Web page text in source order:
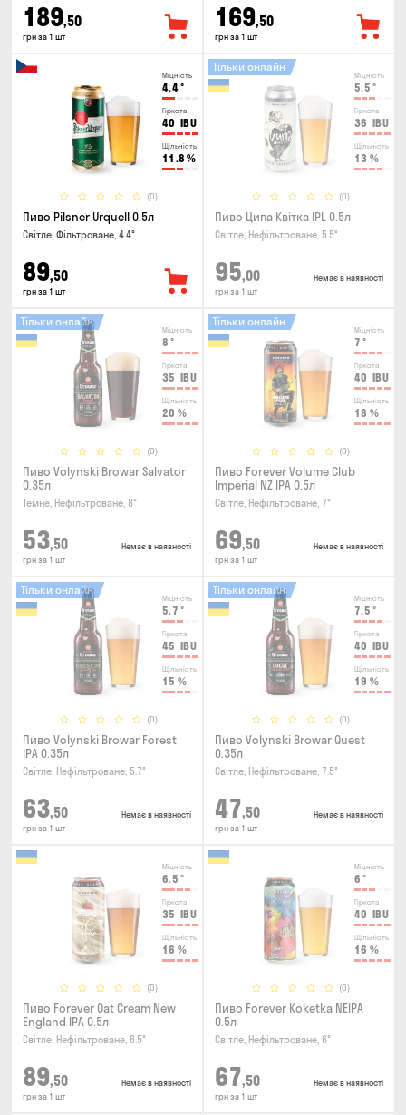
189,50
грн за 1 шт
169,50
грн за 1 шт
Міцність
4.4°
Гіркота
40 IBU
Щільність
11.8 %
(0)
Пиво Pilsner Urquell 0.5л
Світле, Фільтроване, 4.4°
89,50
грн за 1 шт
Міцність
5.5 °
Гіркота
36 IBU
Щільність
13 %
(0)
Тільки онлайн
Пиво Ципа Квітка IPL 0.5л
Світле, Нефільтроване, 5.5°
95,00
грн за 1 шт
Немає в наявності
Міцність
8 °
Гіркота
35 IBU
Щільність
20 %
(0)
Тільки онлайн
Пиво Volynski Browar Salvator
0.35л
Темне, Нефільтроване, 8°
53,50
грн за 1 шт
Немає в наявності
Міцність
7 °
Гіркота
40 IBU
Щільність
18 %
(0)
Тільки онлайн
Пиво Forever Volume Club
Imperial NZ IPA 0.5л
Світле, Нефільтроване, 7°
69,50
грн за 1 шт
Немає в наявності
Міцність
5.7 °
Гіркота
45 IBU
Щільність
15 %
(0)
Тільки онлайн
Пиво Volynski Browar Forest
IPA 0.35л
Світле, Нефільтроване, 5.7°
63,50
грн за 1 шт
Немає в наявності
Міцність
7.5 °
Гіркота
40 IBU
Щільність
19 %
(0)
Тільки онлайн
Пиво Volynski Browar Quest
0.35л
Світле, Нефільтроване, 7.5°
47,50
грн за 1 шт
Немає в наявності
Міцність
6.5 °
Гіркота
35 IBU
Щільність
16 %
(0)
Пиво Forever Oat Cream New
England IPA 0.5л
Світле, Нефільтроване, 6.5°
89,50
грн за 1 шт
Немає в наявності
Міцність
6 °
Гіркота
40 IBU
Щільність
16 %
(0)
Пиво Forever Kokеtkа NEIPA
0.5л
Світле, Нефільтроване, 6°
67,50
грн за 1 шт
Немає в наявності